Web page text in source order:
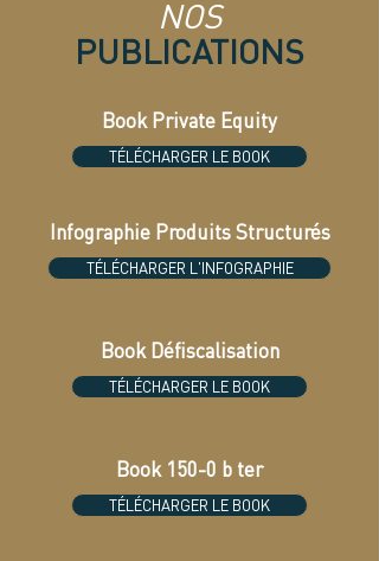
NOS
PUBLICATIONS
Book Private Equity
TÉLÉCHARGER LE BOOK
Infographie Produits Structurés
TÉLÉCHARGER L'INFOGRAPHIE
Book Défiscalisation
TÉLÉCHARGER LE BOOK
Book 150-0 b ter
TÉLÉCHARGER LE BOOK